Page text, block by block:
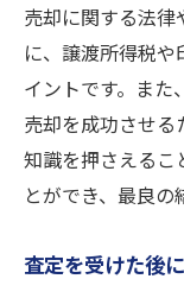
売却に関する法律
に、譲渡所得税
イントです。また
売却を成功させる
知識を押さえるこ
とができ、最良の
査定を受けた後